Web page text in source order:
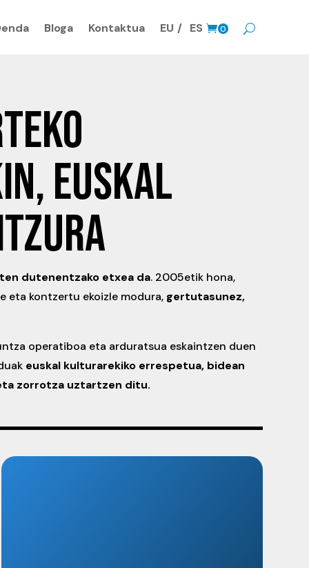
Bloga Kontaktua EU ES
0
EUSKAL
dutenentzako etxea da. 2005etik hona,
eta kontzertu ekoizle modura, gertutasunez,
operatiboa eta arduratsua eskaintzen duen
euskal kulturarekiko errespetua, bidean
zorrotza uztartzen ditu.